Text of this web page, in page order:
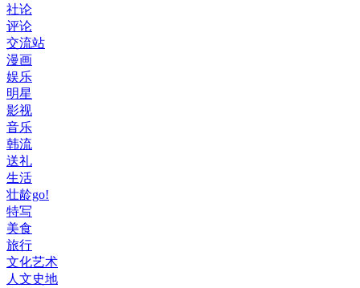
社论
评论
交流站
漫画
娱乐
明星
影视
音乐
韩流
送礼
生活
壮龄go!
特写
美食
旅行
文化艺术
人文史地